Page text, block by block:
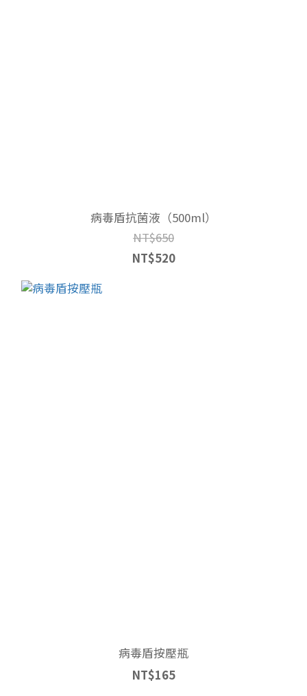
病毒盾抗菌液（500ml）
NT$650
NT$520
病毒盾按壓瓶
NT$165